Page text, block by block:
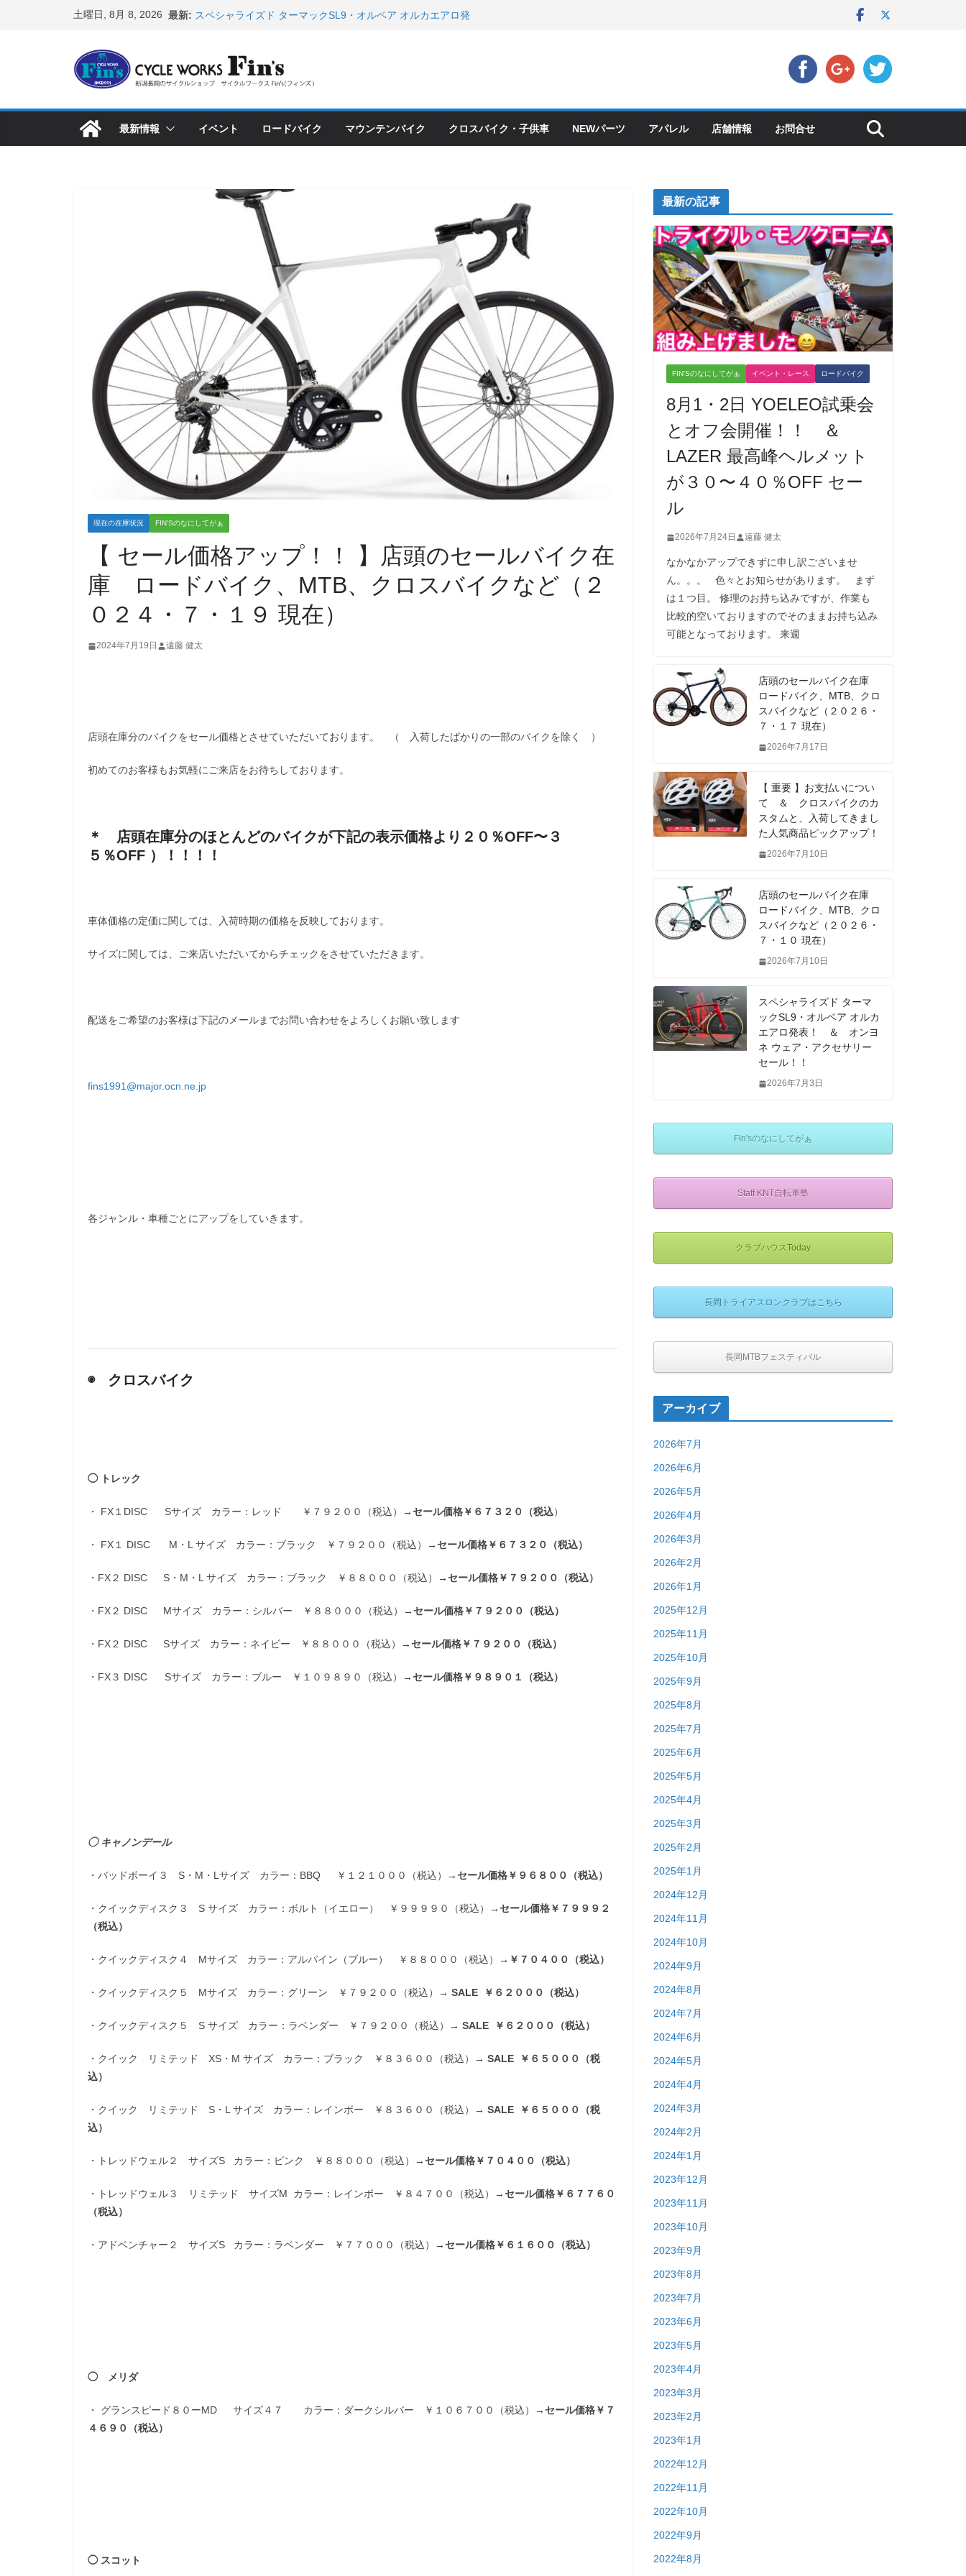
へ
キ
土曜日, 8月 8, 2026 最新: スペシャライズド ターマックSL9・オルベア オルカエアロ発
峰ヘルメットが３０〜４０％OFF セール
店頭のセールバイク在庫 ロードバイク、MTB、クロスバイク
など（２０２６・７・１７ 現在）
入荷してきました人気商品ピックアップ！
店頭のセールバイク在庫 ロードバイク、MTB、クロスバイク
など（２０２６・７・１０ 現在）
最新情報 イベント ロードバイク マウンテンバイク クロスバイク・子供車 NEWパーツ アパレル 店舗情報 お問合せ
現在の在庫状況 FIN'Sのなにしてがぁ
【 セール価格アップ！！ 】店頭のセールバイク在
庫 ロードバイク、MTB、クロスバイクなど（２
０２４・７・１９ 現在）
2024年7月19日 遠藤 健太
店頭在庫分のバイクをセール価格とさせていただいております。 （ 入荷したばかりの一部のバイクを除く ）
初めてのお客様もお気軽にご来店をお待ちしております。
＊ 店頭在庫分のほとんどのバイクが下記の表示価格より２０％OFF〜３
５％OFF ）！！！！
車体価格の定価に関しては、入荷時期の価格を反映しております。
サイズに関しては、ご来店いただいてからチェックをさせていただきます。
配送をご希望のお客様は下記のメールまでお問い合わせをよろしくお願い致します
fins1991@major.ocn.ne.jp
各ジャンル・車種ごとにアップをしていきます。
◉ クロスバイク
◯ トレック
・ FX１DISC Sサイズ カラー：レッド ￥７９２００（税込） →セール価格￥６７３２０（税込）
・ FX１ DISC M・L サイズ カラー：ブラック ￥７９２００（税込） →セール価格￥６７３２０（税込）
・FX２ DISC S・M・L サイズ カラー：ブラック ￥８８０００（税込） →セール価格￥７９２００（税込）
・FX２ DISC Mサイズ カラー：シルバー ￥８８０００（税込） →セール価格￥７９２００（税込）
・FX２ DISC Sサイズ カラー：ネイビー ￥８８０００（税込） →セール価格￥７９２００（税込）
・FX３ DISC Sサイズ カラー：ブルー ￥１０９８９０（税込） →セール価格￥９８９０１（税込）
◯ キャノンデール
・バッドボーイ３ S・M・Lサイズ カラー：BBQ ￥１２１０００（税込） →セール価格￥９６８００（税込）
・クイックディスク３ S サイズ カラー：ボルト（イエロー） ￥９９９９０（税込）
→セール価格￥７９９９２
（税込）
・クイックディスク４ Mサイズ カラー：アルパイン（ブルー） ￥８８０００（税込） →￥７０４００（税込）
・クイックディスク５ Mサイズ カラー：グリーン ￥７９２００（税込） → SALE ￥６２０００（税込）
・クイックディスク５ S サイズ カラー：ラベンダー ￥７９２００（税込） → SALE ￥６２０００（税込）
・クイック リミテッド XS・M サイズ カラー：ブラック ￥８３６００（税込）
→ SALE ￥６５０００（税
込）
・クイック リミテッド S・L サイズ カラー：レインボー ￥８３６００（税込）
→ SALE ￥６５０００（税
込）
・トレッドウェル２ サイズS カラー：ピンク ￥８８０００（税込）→セール価格￥７０４００（税込）
・トレッドウェル３ リミテッド サイズM カラー：レインボー ￥８４７００（税込）→セール価格￥６７７６０
（税込）
・アドベンチャー２ サイズS カラー：ラベンダー ￥７７０００（税込） →セール価格￥６１６００（税込）
◯ メリダ
・ グランスピード８０ーMD サイズ４７ カラー：ダークシルバー ￥１０６７００（税込）
→セール価格￥７
４６９０（税込）
◯ スコット
最新の記事
FIN'Sのなにしてがぁ イベント・レース ロードバイク
8月1・2日 YOELEO試乗会
とオフ会開催！！ ＆
LAZER 最高峰ヘルメット
が３０〜４０％OFF セー
ル
2026年7月24日 遠藤 健太
なかなかアップできずに申し訳ございませ
ん。。。 色々とお知らせがあります。 まず
は１つ目。 修理のお持ち込みですが、作業も
比較的空いておりますのでそのままお持ち込み
可能となっております。 来週
店頭のセールバイク在庫
ロードバイク、MTB、クロ
スバイクなど（２０２６・
７・１７ 現在）
2026年7月17日
【 重要 】お支払いについ
て ＆ クロスバイクのカ
スタムと、入荷してきまし
た人気商品ピックアップ！
2026年7月10日
店頭のセールバイク在庫
ロードバイク、MTB、クロ
スバイクなど（２０２６・
７・１０ 現在）
2026年7月10日
スペシャライズド ターマ
ックSL9・オルベア オルカ
エアロ発表！ ＆ オンヨ
ネ ウェア・アクセサリー
セール！！
2026年7月3日
Fin'sのなにしてがぁ
Staff KNT自転車塾
クラブハウスToday
長岡トライアスロンクラブはこちら
長岡MTBフェスティバル
アーカイブ
2026年7月
2026年6月
2026年5月
2026年4月
2026年3月
2026年2月
2026年1月
2025年12月
2025年11月
2025年10月
2025年9月
2025年8月
2025年7月
2025年6月
2025年5月
2025年4月
2025年3月
2025年2月
2025年1月
2024年12月
2024年11月
2024年10月
2024年9月
2024年8月
2024年7月
2024年6月
2024年5月
2024年4月
2024年3月
2024年2月
2024年1月
2023年12月
2023年11月
2023年10月
2023年9月
2023年8月
2023年7月
2023年6月
2023年5月
2023年4月
2023年3月
2023年2月
2023年1月
2022年12月
2022年11月
2022年10月
2022年9月
2022年8月